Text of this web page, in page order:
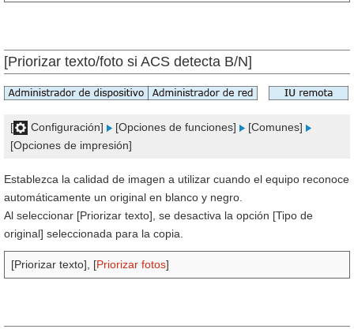
[Priorizar texto/foto si ACS detecta B/N]
[ Configuración] [Opciones de funciones]
[Comunes]
[Opciones de impresión]
Establezca la calidad de imagen a utilizar cuando el equipo reconoce
automáticamente un original en blanco y negro.
Al seleccionar [Priorizar texto], se desactiva la opción [Tipo de
original] seleccionada para la copia.
[Priorizar texto], [Priorizar fotos]